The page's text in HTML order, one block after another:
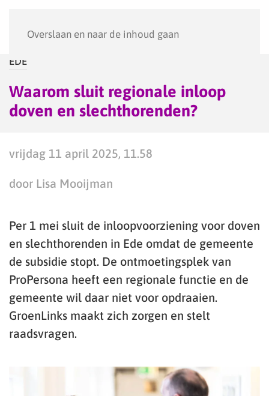
Overslaan en naar de inhoud gaan
EDE
Waarom sluit regionale inloop
doven en slechthorenden?
vrijdag 11 april 2025, 11.58
door Lisa Mooijman
Per 1 mei sluit de inloopvoorziening voor doven
en slechthorenden in Ede omdat de gemeente
de subsidie stopt. De ontmoetingsplek van
ProPersona heeft een regionale functie en de
gemeente wil daar niet voor opdraaien.
GroenLinks maakt zich zorgen en stelt
raadsvragen.